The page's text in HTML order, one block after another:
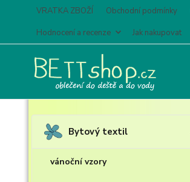
VRATKA ZBOŽÍ Obchodní podmínky
Hodnocení a recenze
Jak nakupovat
Bytový textil
vánoční vzory